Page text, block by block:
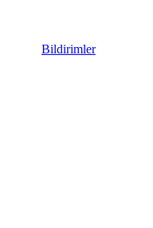
Bildirimler